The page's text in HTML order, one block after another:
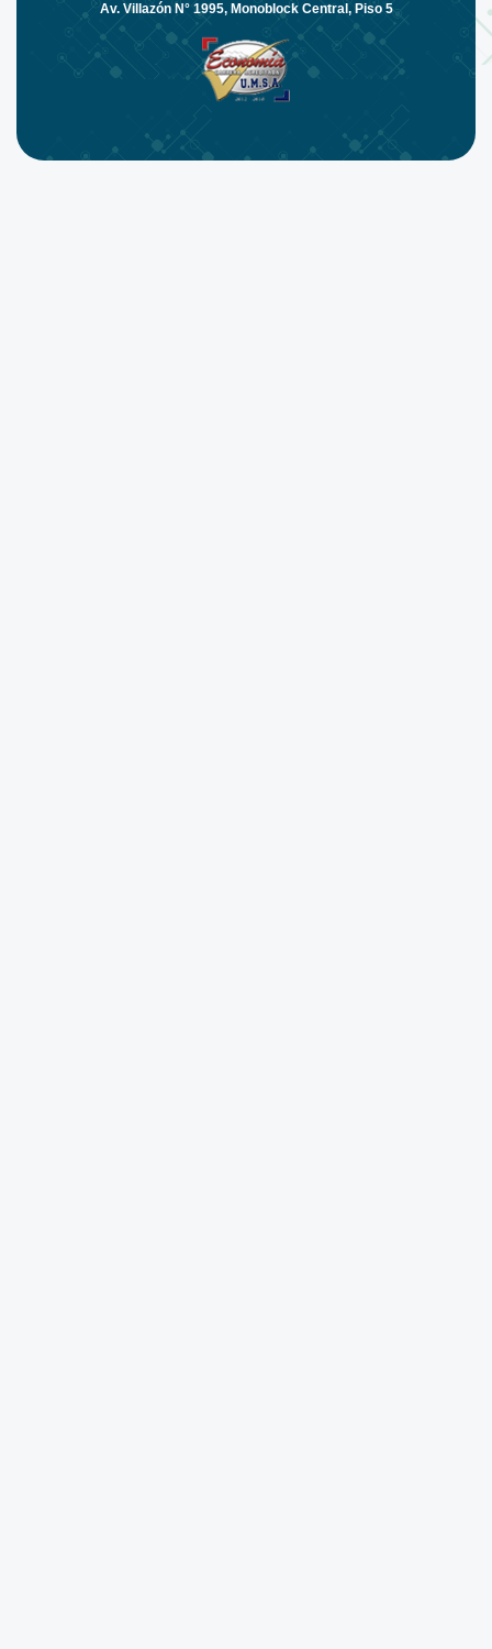
Av. Villazón N° 1995, Monoblock Central, Piso 5